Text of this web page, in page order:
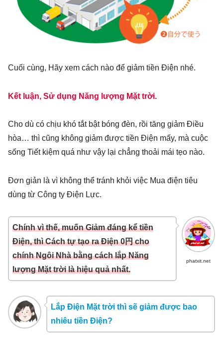
Cuối cùng, Hãy xem cách nào để giảm tiền Điện nhé.
Kết luận, Sử dụng Năng lượng Mặt trời.
Cho dù có chịu khó tắt bật bóng đèn, rồi tăng giảm Điều
hòa… thì cũng không giảm được tiền Điện mấy, mà cuộc
sống Tiết kiệm quá như vậy lại chẳng thoải mái tẹo nào.
Đơn giản là vì không thể tránh khỏi việc Mua điện tiêu
dùng từ Công ty Điện Lực.
phatxit.net
Chính vì thế, muốn Giảm đáng kể tiền
Điện, thì Cách tự tạo ra Điện 0円cho
chính Ngôi Nhà bằng cách lắp Năng
lượng Mặt trời là hiệu quả nhất.
Lắp Điện Mặt trời thì sẽ giảm được bao
nhiêu tiền Điện?